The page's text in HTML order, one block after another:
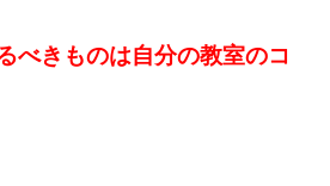
べきものは自分の教室のコ